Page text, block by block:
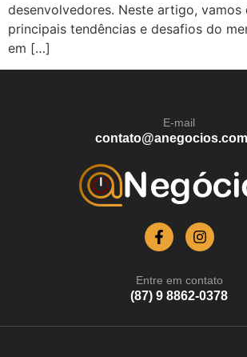
desenvolvedores. Neste artigo, vamos
principais tendências e desafios do
em […]
E-mail
Entre em contato
(87) 9 8862-0378